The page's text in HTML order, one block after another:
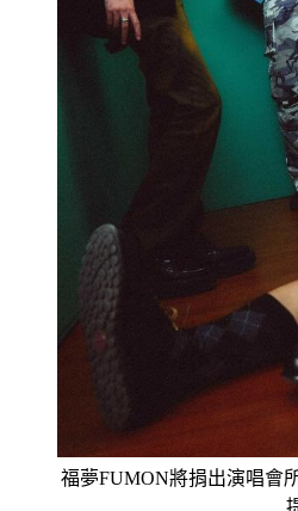
福夢FUMON將捐出演唱會